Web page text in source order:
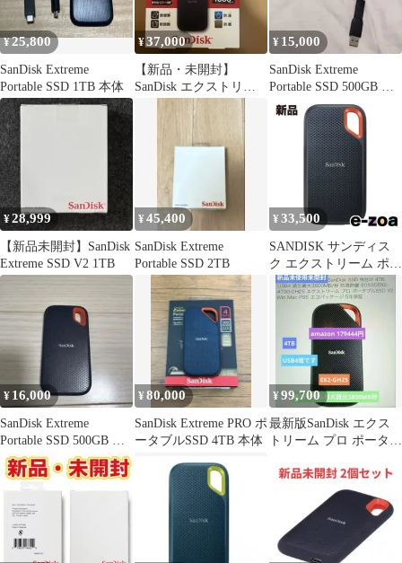
¥25,800
SanDisk Extreme
Portable SSD 1TB 本体
¥37,000
【新品・未開封】
SanDisk エクストリー
¥ 15,000
SanDisk Extreme
Portable SSD 500GB 本
体
¥28,999
【新品未開封】SanDisk
Extreme SSD V2 1TB
¥45,400
SanDisk Extreme
Portable SSD 2TB
¥ 33,500
SANDISK サンディス
ク エクストリーム ポー
タブルSSD V2 1TB
SDSSDE61-1T00-G25
(2521247)
¥ 16,000
SanDisk Extreme
Portable SSD 500GB 本
体
¥80,000
SanDisk Extreme PRO ポ
ータブルSSD 4TB 本体
¥99,700
最新版SanDisk エクス
トリーム プロ ポータブ